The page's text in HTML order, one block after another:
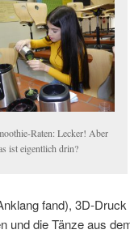
Raten: Lecker! Aber
ist eigentlich drin?
fand), 3D-
und die Tänze aus